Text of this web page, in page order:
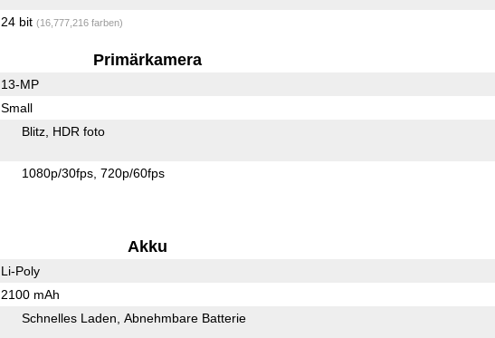
24 bit (16,777,216 farben)
Primärkamera
13-MP
Small
Blitz HDR foto
1080p/30fps 720p/60fps
Akku
Li-Poly
2100 mAh
Schnelles Laden Abnehmbare Batterie